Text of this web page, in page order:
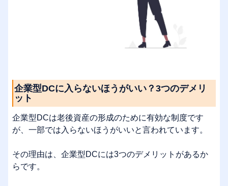
企業型DCに入らないほうがいい？3つのデメリ
ット
企業型DCは老後資産の形成のために有効な制度です
が、一部では入らないほうがいいと言われています。
その理由は、企業型DCには3つのデメリットがあるか
らです。